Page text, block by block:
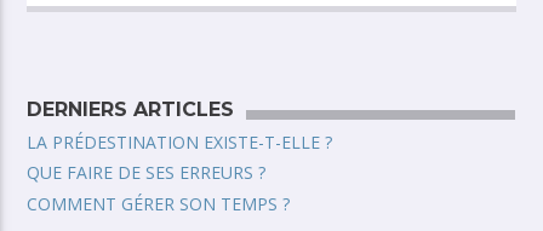
DERNIERS ARTICLES
LA PRÉDESTINATION EXISTE-T-ELLE ?
QUE FAIRE DE SES ERREURS ?
COMMENT GÉRER SON TEMPS ?